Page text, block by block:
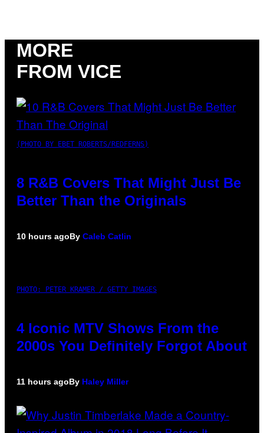
MORE
FROM VICE
(PHOTO BY EBET ROBERTS/REDFERNS)
8 R&B Covers That Might Just Be
Better Than the Originals
10 hours agoBy Caleb Catlin
PHOTO: PETER KRAMER / GETTY IMAGES
4 Iconic MTV Shows From the
2000s You Definitely Forgot About
11 hours agoBy Haley Miller